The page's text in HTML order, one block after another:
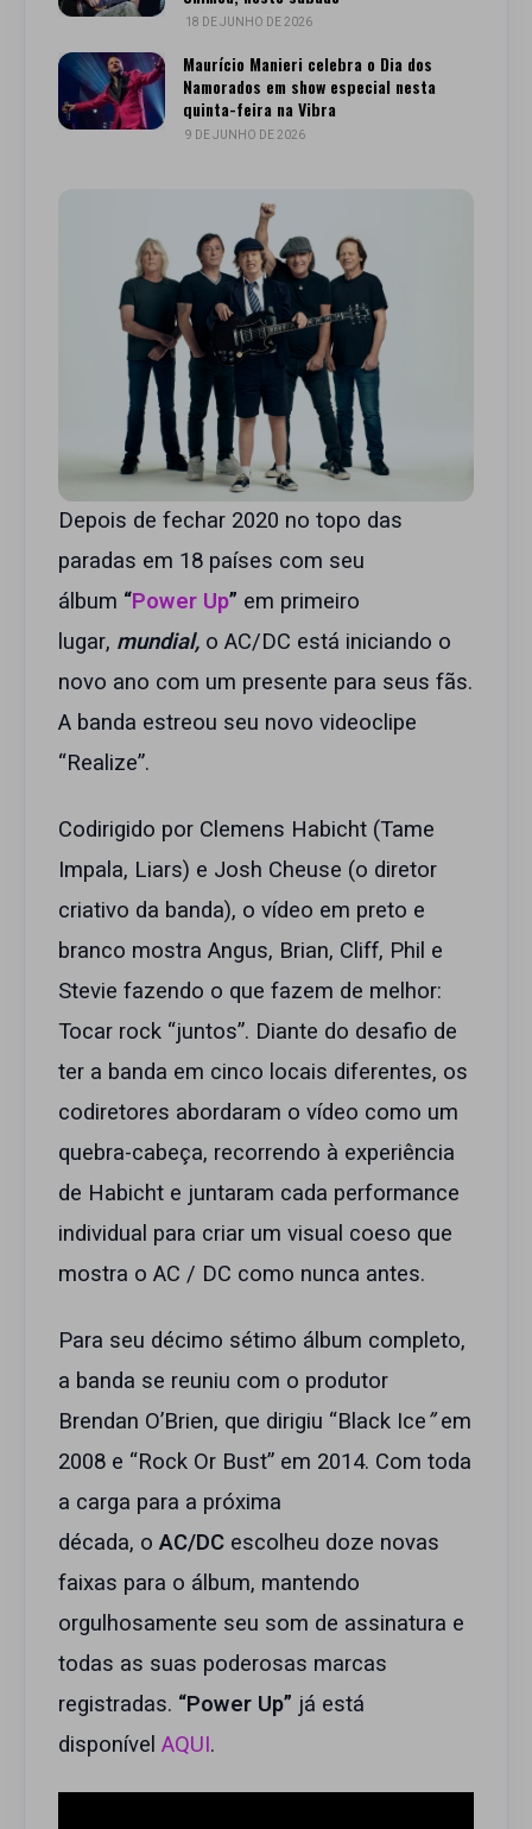
18 DE JUNHO DE 2026
Maurício Manieri celebra o Dia dos
Namorados em show especial nesta
quinta-feira na Vibra
9 DE JUNHO DE 2026
Depois de fechar 2020 no topo das
paradas em 18 países com seu
álbum “Power Up” em primeiro
lugar, mundial, o AC/DC está iniciando o
novo ano com um presente para seus fãs.
A banda estreou seu novo videoclipe
“Realize”.
Codirigido por Clemens Habicht (Tame
Impala, Liars) e Josh Cheuse (o diretor
criativo da banda), o vídeo em preto e
branco mostra Angus, Brian, Cliff, Phil e
Stevie fazendo o que fazem de melhor:
Tocar rock “juntos”. Diante do desafio de
ter a banda em cinco locais diferentes, os
codiretores abordaram o vídeo como um
quebra-cabeça, recorrendo à experiência
de Habicht e juntaram cada performance
individual para criar um visual coeso que
mostra o AC / DC como nunca antes.
Para seu décimo sétimo álbum completo,
a banda se reuniu com o produtor
Brendan O’Brien, que dirigiu “Black Ice”em
2008 e “Rock Or Bust” em 2014. Com toda
a carga para a próxima
década, o AC/DC escolheu doze novas
faixas para o álbum, mantendo
orgulhosamente seu som de assinatura e
todas as suas poderosas marcas
registradas. “Power Up” já está
disponível AQUI.